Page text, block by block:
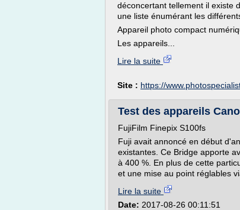
déconcertant tellement il existe
une liste énumérant les
Appareil photo compact
Les appareils...
Lire la suite
Site : https://
Test des appareils
FujiFilm Finepix S100fs
Fuji avait annoncé en début
existantes. Ce Bridge apporte
à 400 %. En plus de cette
et une mise au point réglables
Lire la suite
Date: 2017-08-26 00:11:51